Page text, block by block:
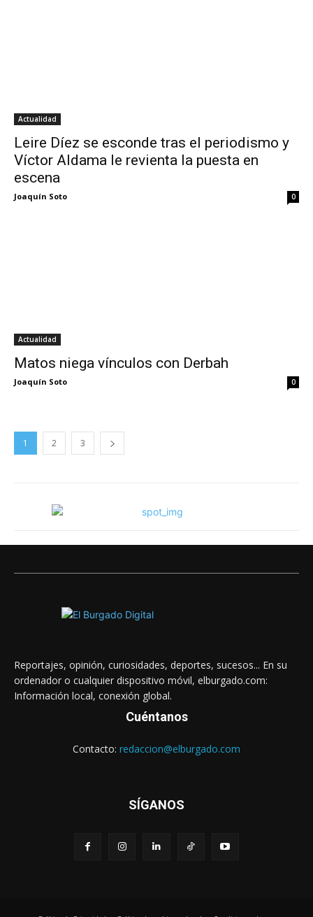
Actualidad
Leire Díez se esconde tras el periodismo y
Víctor Aldama le revienta la puesta en
escena
Joaquín Soto 0
Actualidad
Matos niega vínculos con Derbah
Joaquín Soto 0
1 2 3
Reportajes, opinión, curiosidades, deportes, sucesos... En su
ordenador o cualquier dispositivo móvil, elburgado.com:
Información local, conexión global.
Cuéntanos
Contacto: redaccion@elburgado.com
SÍGANOS